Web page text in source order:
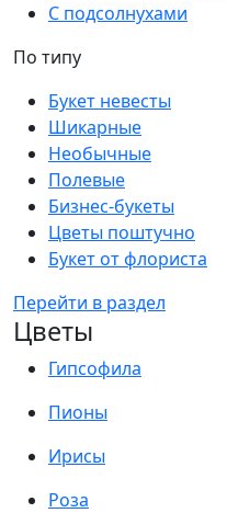
С подсолнухами
По типу
Букет невесты
Шикарные
Необычные
Полевые
Бизнес-букеты
Цветы поштучно
Букет от флориста
Перейти в раздел
Цветы
Гипсофила
Пионы
Ирисы
Роза